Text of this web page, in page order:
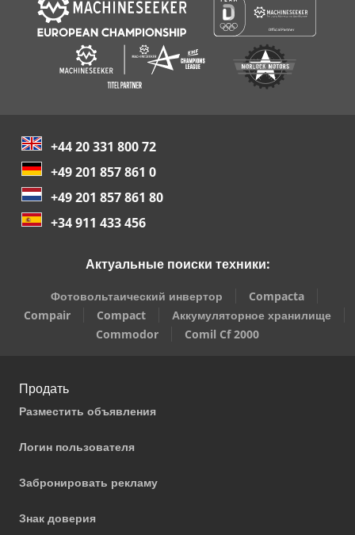
+44 20 331 800 72
+49 201 857 861 0
+49 201 857 861 80
+34 911 433 456
Актуальные поиски техники:
Фотовольтаический инвертор
Compacta
Compair
Compact
Аккумуляторное хранилище
Commodor
Comil Cf 2000
Продать
Разместить объявления
Логин пользователя
Забронировать рекламу
Знак доверия